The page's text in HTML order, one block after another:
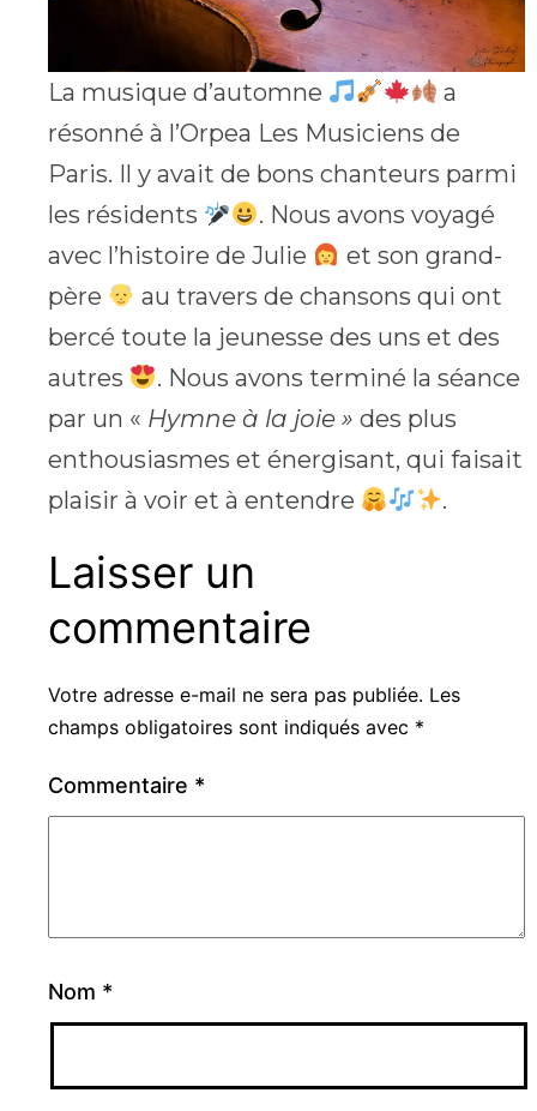
La musique d’automne
a
résonné à l’Orpea Les Musiciens de
Paris. Il y avait de bons chanteurs parmi
les résidents
. Nous avons voyagé
avec l’histoire de Julie
et son grand-
père
au travers de chansons qui ont
bercé toute la jeunesse des uns et des
autres
. Nous avons terminé la séance
par un « Hymne à la joie » des plus
enthousiasmes et énergisant, qui faisait
plaisir à voir et à entendre
.
Laisser un
commentaire
Votre adresse e-mail ne sera pas publiée. Les
champs obligatoires sont indiqués avec *
Commentaire *
Nom *